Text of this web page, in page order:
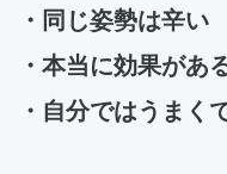
・同じ姿勢は辛い
・本当に効果があ
・自分ではうまく